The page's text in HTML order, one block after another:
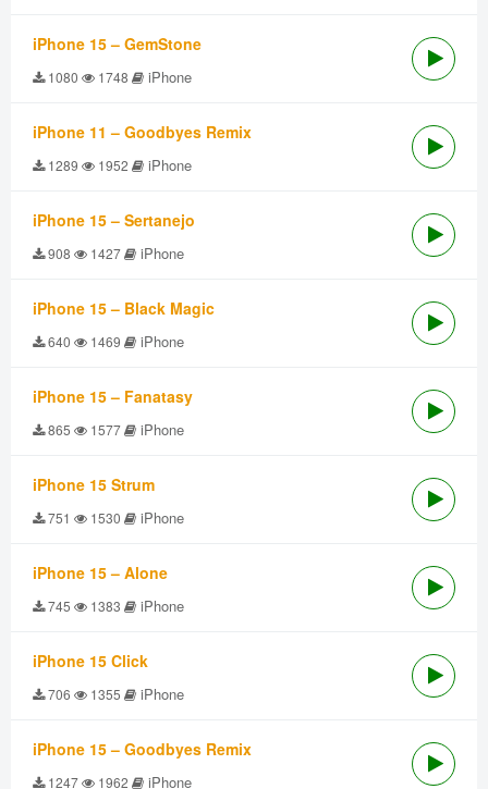
iPhone 15 – GemStone
1080 1748 iPhone
iPhone 11 – Goodbyes Remix
1289 1952 iPhone
iPhone 15 – Sertanejo
908 1427 iPhone
iPhone 15 – Black Magic
640 1469 iPhone
iPhone 15 – Fanatasy
865 1577 iPhone
iPhone 15 Strum
751 1530 iPhone
iPhone 15 – Alone
745 1383 iPhone
iPhone 15 Click
706 1355 iPhone
iPhone 15 – Goodbyes Remix
1247 1962 iPhone